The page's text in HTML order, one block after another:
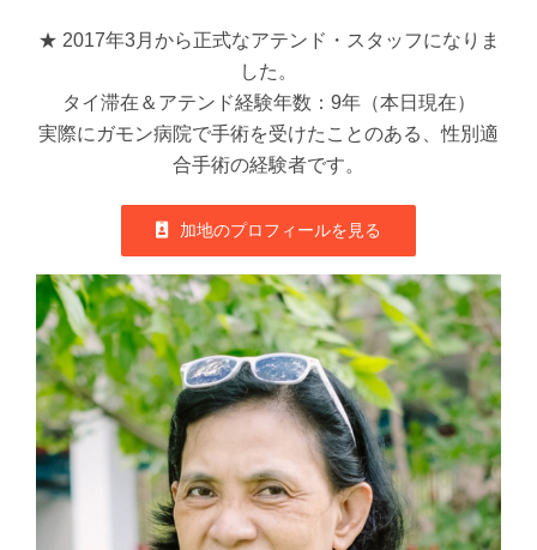
★ 2017年3月から正式なアテンド・スタッフになりま
した。
タイ滞在＆アテンド経験年数：9年（本日現在）
実際にガモン病院で手術を受けたことのある、性別適
合手術の経験者です。
加地のプロフィールを見る